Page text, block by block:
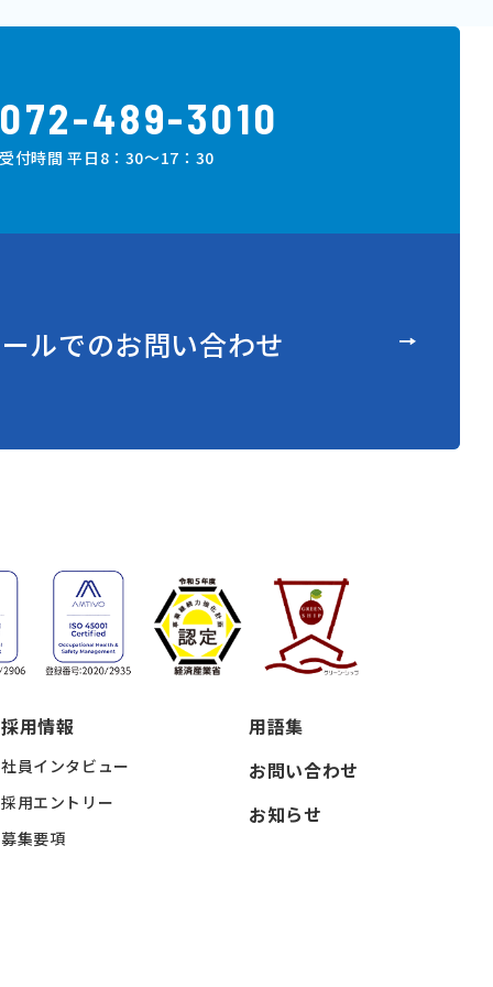
072-489-3010
受付時間 平日8：30～17：30
ールでのお問い合わせ
採用情報
社員インタビュー
採用エントリー
募集要項
用語集
お問い合わせ
お知らせ